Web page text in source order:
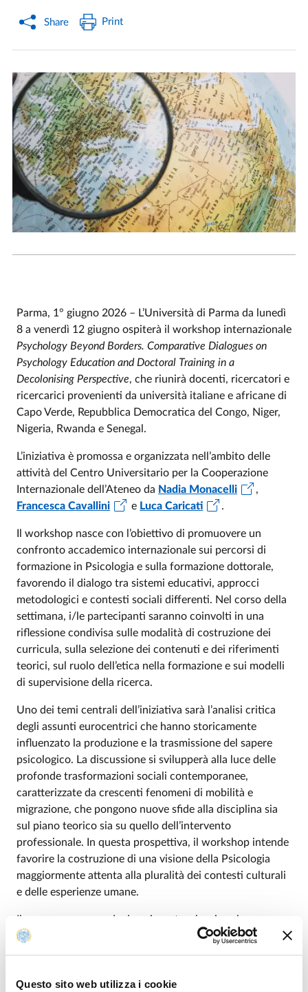
Questo sito web utilizza i cookie
Share Print
Parma, 1° giugno 2026 – L’Università di Parma da lunedì
8 a venerdì 12 giugno ospiterà il workshop internazionale
Psychology Beyond Borders. Comparative Dialogues on
Psychology Education and Doctoral Training in a
Decolonising Perspective, che riunirà docenti, ricercatori e
ricercarici provenienti da università italiane e africane di
Capo Verde, Repubblica Democratica del Congo, Niger,
Nigeria, Rwanda e Senegal.
L’iniziativa è promossa e organizzata nell’ambito delle
attività del Centro Universitario per la Cooperazione
Internazionale dell’Ateneo da Nadia Monacelli
,
Francesca Cavallini
e Luca Caricati .
Il workshop nasce con l’obiettivo di promuovere un
confronto accademico internazionale sui percorsi di
formazione in Psicologia e sulla formazione dottorale,
favorendo il dialogo tra sistemi educativi, approcci
metodologici e contesti sociali differenti. Nel corso della
settimana, i/le partecipanti saranno coinvolti in una
riflessione condivisa sulle modalità di costruzione dei
curricula, sulla selezione dei contenuti e dei riferimenti
teorici, sul ruolo dell’etica nella formazione e sui modelli
di supervisione della ricerca.
Uno dei temi centrali dell’iniziativa sarà l’analisi critica
degli assunti eurocentrici che hanno storicamente
influenzato la produzione e la trasmissione del sapere
psicologico. La discussione si svilupperà alla luce delle
profonde trasformazioni sociali contemporanee,
caratterizzate da crescenti fenomeni di mobilità e
migrazione, che pongono nuove sfide alla disciplina sia
sul piano teorico sia su quello dell’intervento
professionale. In questa prospettiva, il workshop intende
favorire la costruzione di una visione della Psicologia
maggiormente attenta alla pluralità dei contesti culturali
e delle esperienze umane.
Il programma prevede due giornate, che si svolgeranno
nella sede del CUCI di via d’Azeglio 85, dedicate alla
presentazione e alla comparazione dei corsi di laurea in
giornate focalizzate sulla formazione dottorale e sulle